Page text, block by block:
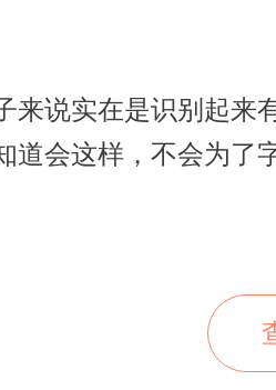
来说实在是识别起
会这样，不会为了